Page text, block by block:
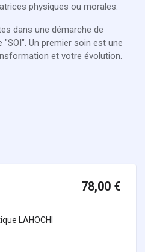
physiques ou morales.
dans une démarche de
Un premier soin est une
et votre évolution.
78,00 €
LAHOCHI